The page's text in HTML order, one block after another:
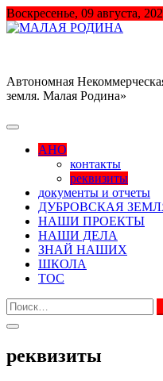
Перейти
к
Воскресенье, 09 августа,
Автономная
земля. Малая Родина»
АНО
контакты
реквизиты
документы и отчеты
ДУБРОВСКАЯ
НАШИ ПРОЕКТЫ
НАШИ ДЕЛА
ЗНАЙ НАШИХ
ШКОЛА
ТОС
Найти:
реквизиты